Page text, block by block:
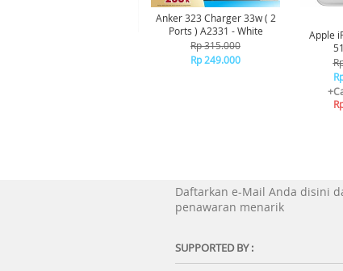
Anker 323 Charger 33w ( 2
Ports ) A2331 - White
Rp 315.000
Rp 249.000
Apple
Daftarkan e-Mail Anda disini
penawaran menarik
SUPPORTED BY :